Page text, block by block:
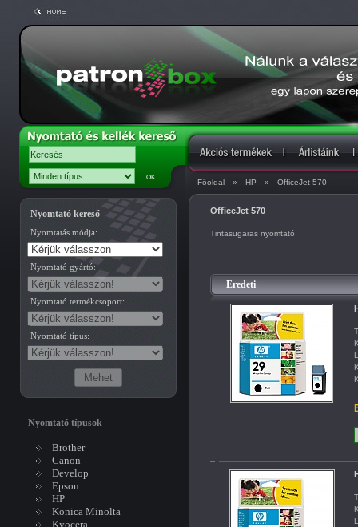
Főoldal » HP » OfficeJet 570
Nyomtató kereső
Nyomtatás módja:
Nyomtató gyártó:
Nyomtató termékcsoport:
Nyomtató típus:
Nyomtató típusok
Brother
Canon
Develop
Epson
HP
Konica Minolta
Kyocera
OfficeJet 570
Tintasugaras nyomtató
Eredeti